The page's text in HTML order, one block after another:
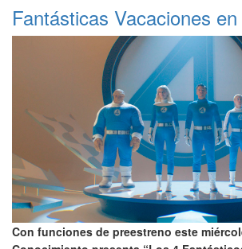
Fantásticas Vacaciones
Con funciones de preestreno este